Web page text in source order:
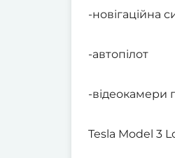
-новігаційна
-автопілот
-відеокамери
Tesla Model 3